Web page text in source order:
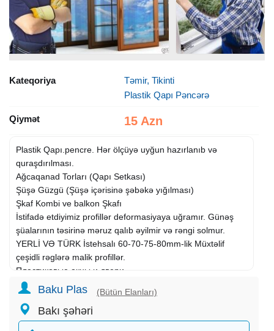
Kateqoriya
Təmir, Tikinti
Plastik Qapı Pəncərə
Qiymət 15 Azn
Plastik Qapı.pencre. Hər ölçüyə uyğun hazırlanıb və
quraşdırılması.
Ağcaqanad Torları (Qapı Setkası)
Şüşə Güzgü (Şüşə içərisinə şəbəkə yığılması)
Şkaf Kombi ve balkon Şkafı
İstifadə etdiyimiz profillər deformasiyaya uğramır. Günəş
şüalarının təsirinə məruz qalıb əyilmir və rəngi solmur.
YERLİ VƏ TÜRK İstehsalı 60-70-75-80mm-lik Müxtəlif
çeşidli rəglərə malik profillər.
Пластиковые окны и двери
Сетки от комаров разного производства
Шкафы на балькон с полками и для комби
Зеркала, стёклы
Профиля которые мы пользуемся очень качественные и
Baku Plas (Bütün Elanları)
Bakı şəhəri